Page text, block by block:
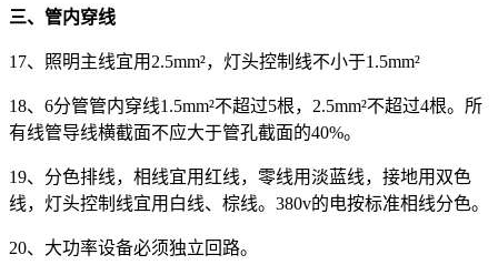
三、管内穿线
17、照明主线宜用2.5mm²，灯头控制线不小于1.5mm²
18、6分管管内穿线1.5mm²不超过5根，2.5mm²不超过4根。所
有线管导线横截面不应大于管孔截面的40%。
19、分色排线，相线宜用红线，零线用淡蓝线，接地用双色
线，灯头控制线宜用白线、棕线。380v的电按标准相线分色。
20、大功率设备必须独立回路。